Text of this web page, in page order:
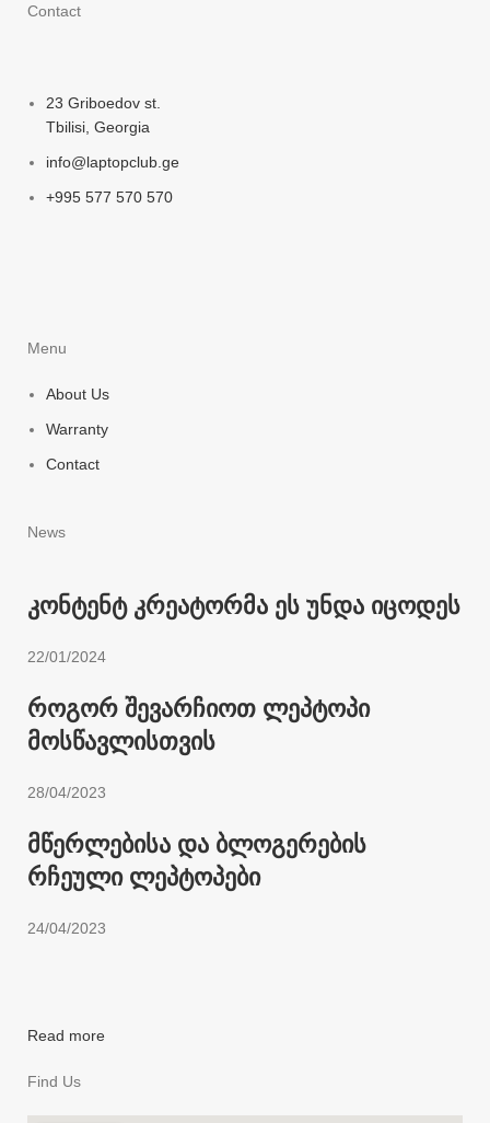
Contact
23 Griboedov st.
Tbilisi, Georgia
info@laptopclub.ge
+995 577 570 570
Menu
About Us
Warranty
Contact
News
კონტენტ კრეატორმა ეს უნდა იცოდეს
22/01/2024
როგორ შევარჩიოთ ლეპტოპი
მოსწავლისთვის
28/04/2023
მწერლებისა და ბლოგერების
რჩეული ლეპტოპები
24/04/2023
Read more
Find Us